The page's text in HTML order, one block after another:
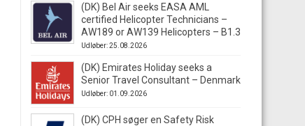
(DK) Bel Air seeks EASA AML
certified Helicopter Technicians –
AW189 or AW139 Helicopters – B1.3
Udløber: 25.08.2026
(DK) Emirates Holiday seeks a
Senior Travel Consultant – Denmark
Udløber: 01.09.2026
(DK) CPH søger en Safety Risk